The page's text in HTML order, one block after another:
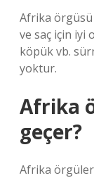
Afrika örgüsü
ve saç için iyi
köpük vb.
yoktur.
Afrika
geçer?
Afrika